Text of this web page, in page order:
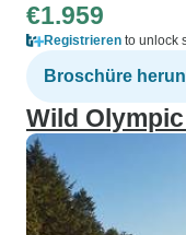
€1.959
Registrieren to unlock
Broschüre
Wild